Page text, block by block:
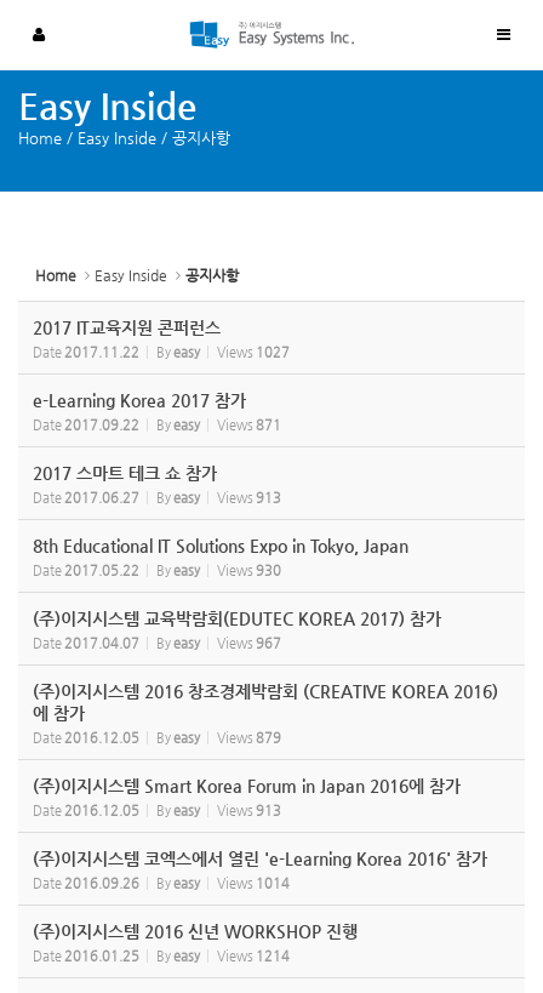
Easy Inside
Home / Easy Inside / 공지사항
Home Easy Inside 공지사항
2017 IT교육지원 콘퍼런스
Date 2017.11.22 Byeasy Views 1027
e-Learning Korea 2017 참가
Date 2017.09.22 Byeasy Views 871
2017 스마트 테크 쇼 참가
Date 2017.06.27 Byeasy Views 913
8th Educational IT Solutions Expo in Tokyo, Japan
Date 2017.05.22 Byeasy Views 930
(주)이지시스템 교육박람회(EDUTEC KOREA 2017) 참가
Date 2017.04.07 Byeasy Views 967
(주)이지시스템 2016 창조경제박람회 (CREATIVE KOREA 2016)
에 참가
Date 2016.12.05 Byeasy Views 879
(주)이지시스템 Smart Korea Forum in Japan 2016에 참가
Date 2016.12.05 Byeasy Views 913
(주)이지시스템 코엑스에서 열린 'e-Learning Korea 2016' 참가
Date 2016.09.26 Byeasy Views 1014
(주)이지시스템 2016 신년 WORKSHOP 진행
Date 2016.01.25 Byeasy Views 1214